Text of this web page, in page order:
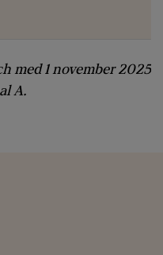
med 1 november 2025
A.